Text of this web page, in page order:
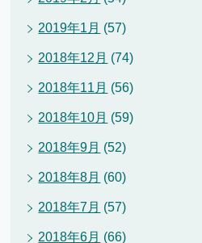
2019年1月 (57)
2018年12月 (74)
2018年11月 (56)
2018年10月 (59)
2018年9月 (52)
2018年8月 (60)
2018年7月 (57)
2018年6月 (66)